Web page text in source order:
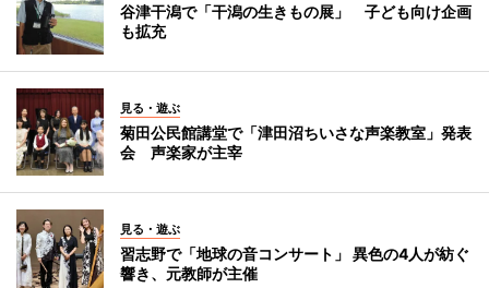
谷津干潟で「干潟の生きもの展」 子ども向け企画
も拡充
見る・遊ぶ
菊田公民館講堂で「津田沼ちいさな声楽教室」発表
会 声楽家が主宰
見る・遊ぶ
習志野で「地球の音コンサート」 異色の4人が紡ぐ
響き、元教師が主催